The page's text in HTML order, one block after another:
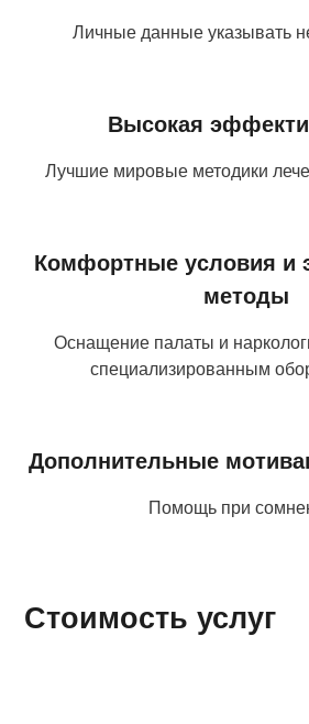
Личные данные указывать
Высокая
Лучшие мировые методики
Комфортные условия и
методы
Оснащение палаты и
специализированным
Дополнительные
Помощь при
Стоимость услуг